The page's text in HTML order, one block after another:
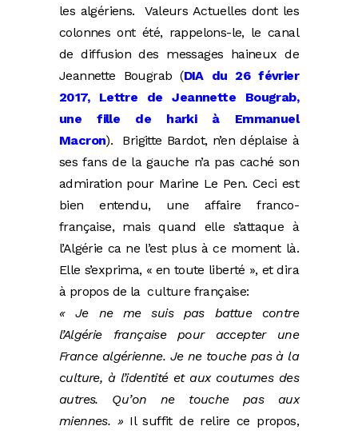
les algériens. Valeurs Actuelles dont les
colonnes ont été, rappelons-le, le canal
de diffusion des messages haineux de
Jeannette Bougrab (DIA du 26 février
2017, Lettre de Jeannette Bougrab,
une fille de harki à Emmanuel
Macron). Brigitte Bardot, n’en déplaise à
ses fans de la gauche n’a pas caché son
admiration pour Marine Le Pen. Ceci est
bien entendu, une affaire franco-
française, mais quand elle s’attaque à
l’Algérie ca ne l’est plus à ce moment là.
Elle s’exprima, « en toute liberté », et dira
à propos de la culture française:
« Je ne me suis pas battue contre
l’Algérie française pour accepter une
France algérienne. Je ne touche pas à la
culture, à l’identité et aux coutumes des
autres. Qu’on ne touche pas aux
miennes. »Il suffit de relire ce propos,